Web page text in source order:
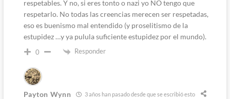
respetables. Y no, si eres tonto o nazi yo NO tengo que
respetarlo. No todas las creencias merecen ser respetadas,
eso es buenismo mal entendido (y proselitismo de la
estupidez …y ya pulula suficiente estupidez por el mundo).
0 Responder
Payton Wynn 3 años han pasado desde que se escribió esto